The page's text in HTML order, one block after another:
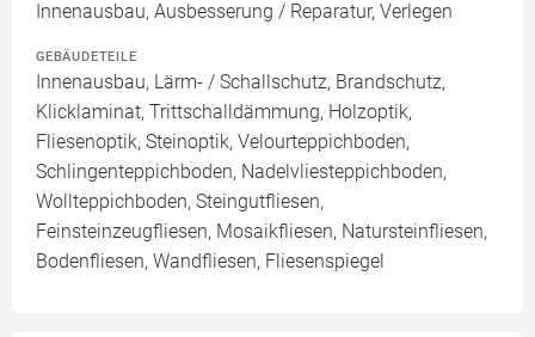
Innenausbau, Ausbesserung / Reparatur, Verlegen
GEBÄUDETEILE
Innenausbau, Lärm- / Schallschutz, Brandschutz,
Klicklaminat, Trittschalldämmung, Holzoptik,
Fliesenoptik, Steinoptik, Velourteppichboden,
Schlingenteppichboden, Nadelvliesteppichboden,
Wollteppichboden, Steingutfliesen,
Feinsteinzeugfliesen, Mosaikfliesen, Natursteinfliesen,
Bodenfliesen, Wandfliesen, Fliesenspiegel